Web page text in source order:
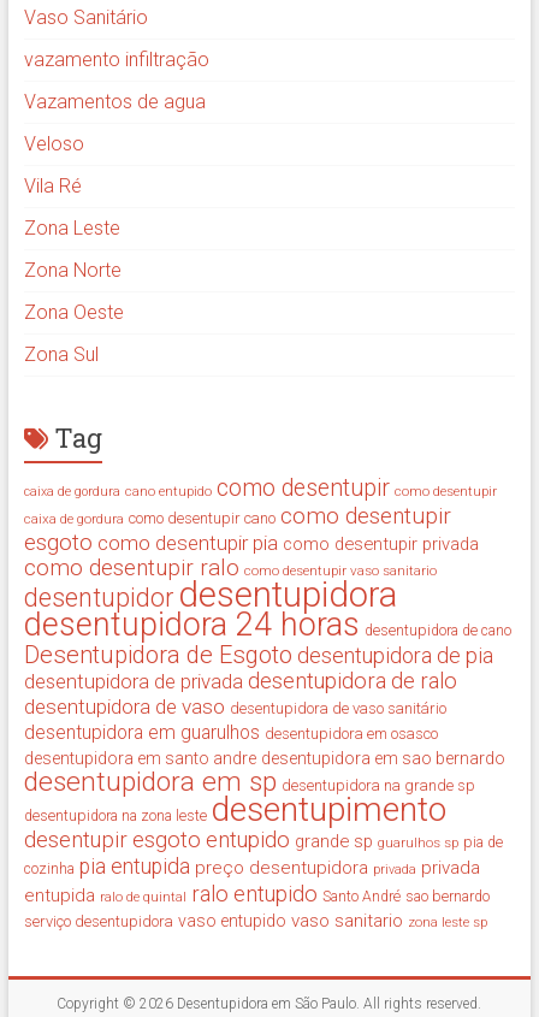
Vaso Sanitário
vazamento infiltração
Vazamentos de agua
Veloso
Vila Ré
Zona Leste
Zona Norte
Zona Oeste
Zona Sul
Tag
caixa de gordura cano entupido como desentupir como desentupir
caixa de gordura como desentupir cano como desentupir
esgoto como desentupir pia como desentupir privada
como desentupir ralo como desentupir vaso sanitario
desentupidor desentupidora
desentupidora 24 horas desentupidora de cano
Desentupidora de Esgoto desentupidora de pia
desentupidora de privada desentupidora de ralo
desentupidora de vaso desentupidora de vaso sanitário
desentupidora em guarulhos desentupidora em osasco
desentupidora em santo andre desentupidora em sao bernardo
desentupidora em sp desentupidora na grande sp
desentupidora na zona leste desentupimento
desentupir esgoto entupido grande sp guarulhos sp pia de
cozinha pia entupida preço desentupidora privada privada
entupida ralo de quintal ralo entupido Santo André sao bernardo
serviço desentupidora vaso entupido vaso sanitario zona leste sp
Copyright © 2026 Desentupidora em São Paulo. All rights reserved.